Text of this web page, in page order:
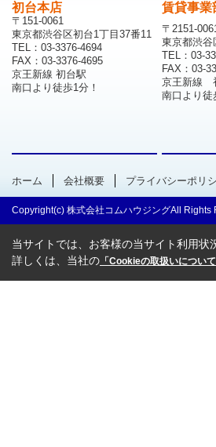
初台本店
〒151-0061
東京都渋谷区初台1丁目37番11
TEL：03-3376-4694
FAX：03-3376-4695
京王新線 初台駅
南口より徒歩1分！
賃貸事業
〒2151-
東京都渋谷
TEL：03-
FAX：03-
京王新線
南口より徒
ホーム 会社概要 プライバシーポリ
Copyright(c) 株式会社コムハウジングAll Rights
当サイトでは、お客様の当サイト利用
詳しくは、当社の 「Cookieの取扱いについて